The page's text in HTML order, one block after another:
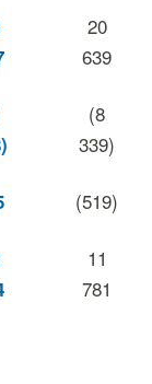
20
639
(8
339)
(519)
11
781